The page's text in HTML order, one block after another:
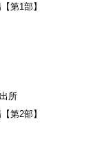
第1部】
所
第2部】